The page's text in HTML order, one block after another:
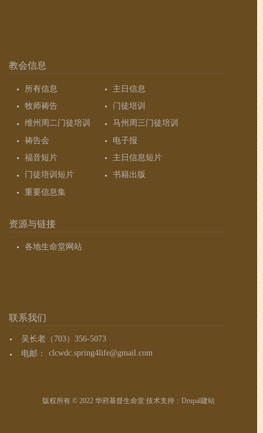
教会信息
所有信息
主日信息
牧师祷告
门徒培训
维州周二门徒培训
马州周三门徒培训
祷告会
电子报
福音短片
主日信息短片
门徒培训短片
书籍出版
重要信息集
资源与链接
各地生命堂网站
联系我们
吴长老（703）356-5073
电邮：
clcwdc.spring4life@gmail.com
版权所有 © 2022 华府基督生命堂 技术支持： Drupal建站